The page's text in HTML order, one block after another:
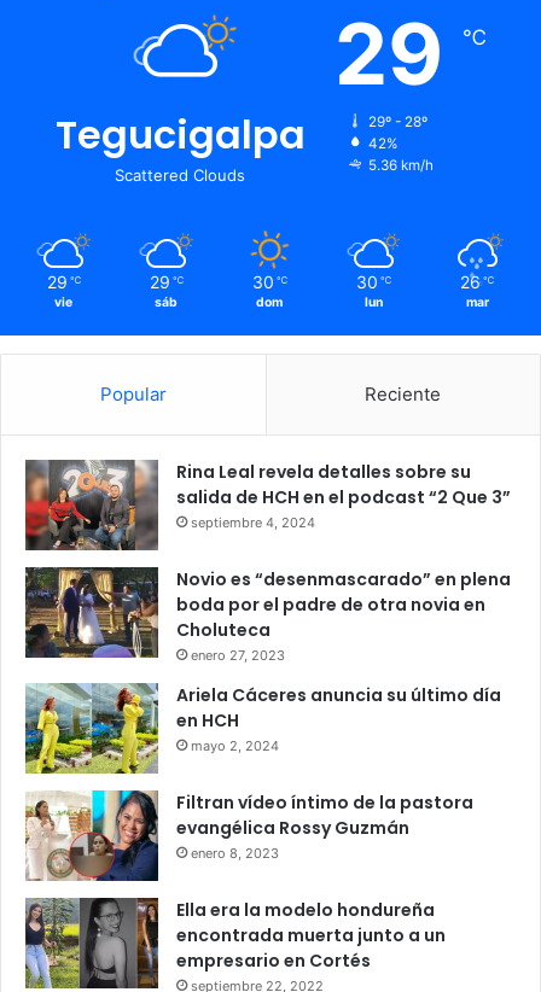
Tegucigalpa
Scattered Clouds
29 ℃
29º - 28º
42%
5.36 km/h
29 ℃
vie
29 ℃
sáb
30 ℃
dom
30 ℃
lun
26 ℃
mar
Popular Reciente
Rina Leal revela detalles sobre su
salida de HCH en el podcast “2 Que 3”
septiembre 4, 2024
Novio es “desenmascarado” en plena
boda por el padre de otra novia en
Choluteca
enero 27, 2023
Ariela Cáceres anuncia su último día
en HCH
mayo 2, 2024
Filtran vídeo íntimo de la pastora
evangélica Rossy Guzmán
enero 8, 2023
Ella era la modelo hondureña
encontrada muerta junto a un
empresario en Cortés
septiembre 22, 2022